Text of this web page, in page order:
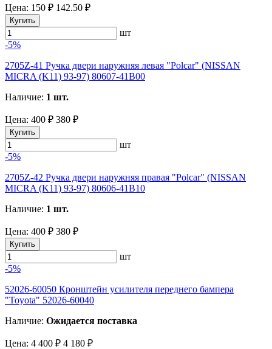
Цена: 150 ₽ 142.50 ₽
Купить
шт
-5%
2705Z-41 Ручка двери наружняя левая "Polcar" (NISSAN
MICRA (K11) 93-97) 80607-41B00
Наличие: 1 шт.
Цена: 400 ₽ 380 ₽
Купить
шт
-5%
2705Z-42 Ручка двери наружняя правая "Polcar" (NISSAN
MICRA (K11) 93-97) 80606-41B10
Наличие: 1 шт.
Цена: 400 ₽ 380 ₽
Купить
шт
-5%
52026-60050 Кронштейн усилителя переднего бампера
"Toyota" 52026-60040
Наличие: Ожидается поставка
Цена: 4 400 ₽ 4 180 ₽